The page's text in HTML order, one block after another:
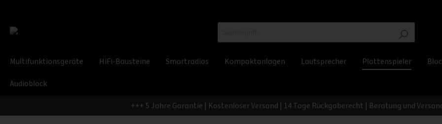
Multifunktionsgeräte HiFi-Bausteine Smartradios Kompaktanlagen Lautsprecher Plattenspieler
Audioblock
+++ 5 Jahre Garantie | Kostenloser Versand | 14 Tage Rückgaberecht | Beratung und